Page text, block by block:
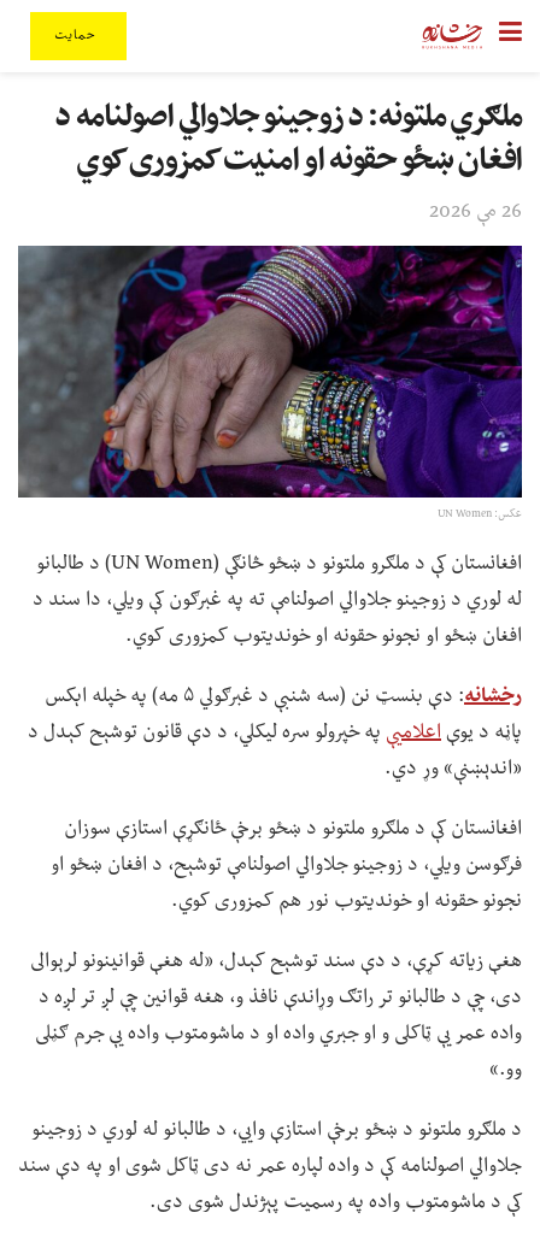
حمایت
ملګري ملتونه: د زوجینو جلاوالي اصولنامه د
افغان ښځو حقونه او امنیت کمزوری کوي
26 مې 2026
عکس: UN Women
افغانستان کې د ملګرو ملتونو د ښځو څانګې (UN Women) د طالبانو
له لوري د زوجینو جلاوالي اصولنامې ته په غبرګون کې ویلي، دا سند د
افغان ښځو او نجونو حقونه او خوندیتوب کمزوری کوي.
رخشانه
: دې بنسټ نن (سه شنبې د غبرګولي ۵ مه) په خپله اېکس
پاڼه د یوېاعلامیې په خپرولو سره لیکلي، د دې قانون توشېح کېدل د
«اندېښنې» وړ دي.
افغانستان کې د ملګرو ملتونو د ښځو برخې ځانګړې استازې سوزان
فرګوسن ویلي، د زوجینو جلاوالي اصولنامې توشېح، د افغان ښځو او
نجونو حقونه او خوندیتوب نور هم کمزوری کوي.
هغې زیاته کړې، د دې سند توشېح کېدل، «له هغې قوانینونو لرېوالی
دی، چې د طالبانو تر راتګ وړاندې نافذ و، هغه قوانین چې لږ تر لږه د
واده عمر یې ټاکلی و او جبري واده او د ماشومتوب واده یې جرم ګڼلی
وو.»
د ملګرو ملتونو د ښځو برخې استازې وايي، د طالبانو له لوري د زوجینو
جلاوالي اصولنامه کې د واده لپاره عمر نه دی ټاکل شوی او په دې سند
کې د ماشومتوب واده په رسمیت پېژندل شوی دی.